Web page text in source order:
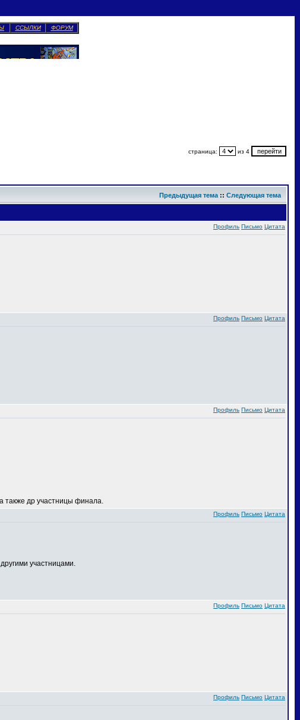
ССЫЛКИ ФОРУМ
страница: из 4
Предыдущая тема :: Следующая тема
Профиль Письмо Цитата
Профиль Письмо Цитата
Профиль Письмо Цитата
др участницы финала.
Профиль Письмо Цитата
участницами.
Профиль Письмо Цитата
Профиль Письмо Цитата